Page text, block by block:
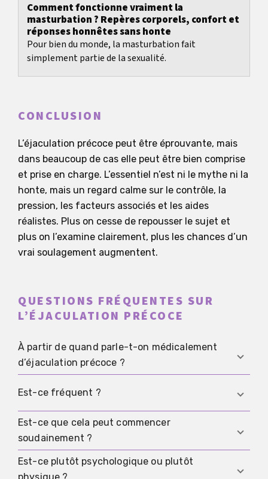
Comment fonctionne vraiment la
masturbation ? Repères corporels, confort et
réponses honnêtes sans honte
Pour bien du monde, la masturbation fait
simplement partie de la sexualité.
CONCLUSION
L’éjaculation précoce peut être éprouvante, mais
dans beaucoup de cas elle peut être bien comprise
et prise en charge. L’essentiel n’est ni le mythe ni la
honte, mais un regard calme sur le contrôle, la
pression, les facteurs associés et les aides
réalistes. Plus on cesse de repousser le sujet et
plus on l’examine clairement, plus les chances d’un
vrai soulagement augmentent.
QUESTIONS FRÉQUENTES SUR
L’ÉJACULATION PRÉCOCE
À partir de quand parle-t-on médicalement
d’éjaculation précoce ?
Pas simplement parce qu’un rapport a été plus
caractère répétitif, la difficulté de contrôle et la
souffrance qui en découle.
Est-ce fréquent ?
Oui. Le sujet est fréquent, même si beaucoup
d’hommes en parlent peu à cause de la honte, de
la pression de performance ou d’idées fausses
sur la virilité.
Est-ce que cela peut commencer
soudainement ?
Oui. S’il y avait davantage de contrôle
Est-ce plutôt psychologique ou plutôt